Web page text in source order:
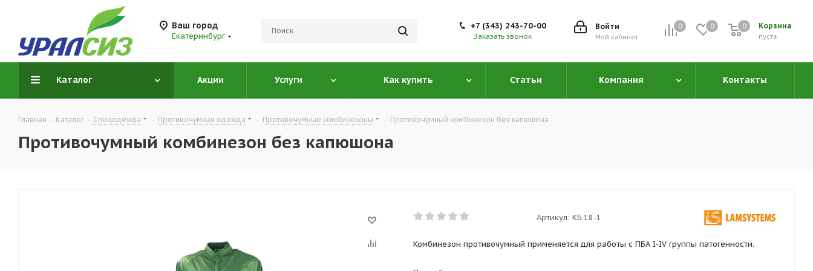
Ваш город
Екатеринбург
0 0 Корзина
0
пуста
0
Войти
Мой кабинет
+7 (343) 243-70-00
Заказать звонок
Каталог Акции Услуги Как купить Статьи Компания Контакты
Главная - Каталог - Спецодежда - Противочумная одежда - Противочумные комбинезоны - Противочумный комбинезон без капюшона
Противочумный комбинезон без капюшона
Артикул: КБ.18-1
Комбинезон противочумный применяется для работы с ПБА I-IV группы патогенности.